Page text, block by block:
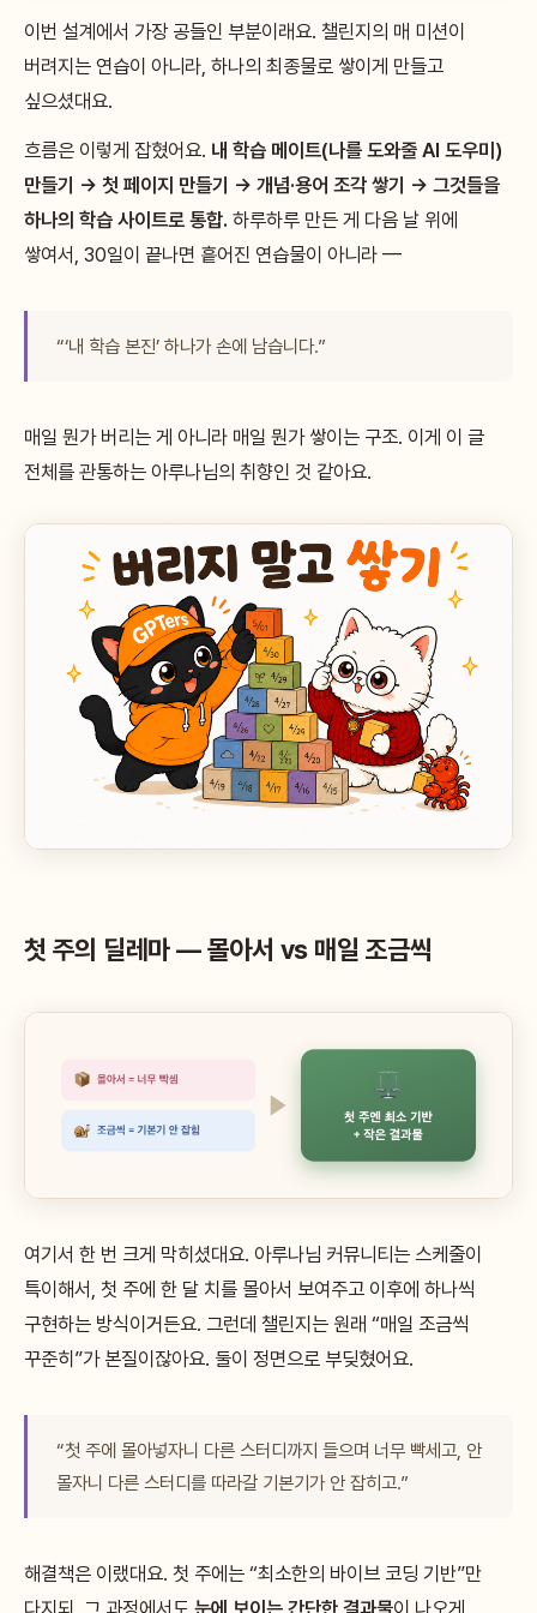
이번 설계에서 가장 공들인 부분이래요. 챌린지의 매 미션이
버려지는 연습이 아니라, 하나의 최종물로 쌓이게 만들고
싶으셨대요.
흐름은 이렇게 잡혔어요. 내 학습 메이트(나를 도와줄 AI 도우미)
만들기 → 첫 페이지 만들기 → 개념·용어 조각 쌓기 → 그것들을
하나의 학습 사이트로 통합. 하루하루 만든 게 다음 날 위에
쌓여서, 30일이 끝나면 흩어진 연습물이 아니라 —
“‘내 학습 본진’ 하나가 손에 남습니다.”
매일 뭔가 버리는 게 아니라 매일 뭔가 쌓이는 구조. 이게 이 글
전체를 관통하는 아루나님의 취향인 것 같아요.
첫 주의 딜레마 — 몰아서 vs 매일 조금씩
여기서 한 번 크게 막히셨대요. 아루나님 커뮤니티는 스케줄이
특이해서, 첫 주에 한 달 치를 몰아서 보여주고 이후에 하나씩
구현하는 방식이거든요. 그런데 챌린지는 원래 “매일 조금씩
꾸준히”가 본질이잖아요. 둘이 정면으로 부딪혔어요.
“첫 주에 몰아넣자니 다른 스터디까지 들으며 너무 빡세고, 안
몰자니 다른 스터디를 따라갈 기본기가 안 잡히고.”
해결책은 이랬대요. 첫 주에는 “최소한의 바이브 코딩 기반”만
다지되, 그 과정에서도 눈에 보이는 간단한 결과물이 나오게